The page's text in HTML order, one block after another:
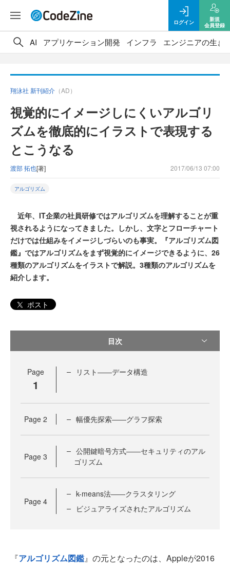
ログイン
新規
会員登録
AI アプリケーション開発 インフラ エンジニアの生き
翔泳社 新刊紹介 （AD）
視覚的にイメージしにくいアルゴリ
ズムを徹底的にイラストで表現する
とこうなる
渡部 拓也[著] 2017/06/13 07:00
アルゴリズム
近年、IT企業の社員研修ではアルゴリズムを理解することが重
視されるようになってきました。しかし、文字とフローチャート
だけでは仕組みをイメージしづらいのも事実。『アルゴリズム図
鑑』ではアルゴリズムをまず視覚的にイメージできるように、26
種類のアルゴリズムをイラストで解説。3種類のアルゴリズムを
紹介します。
ポスト
目次
Page
1
リスト――データ構造
Page 2 幅優先探索――グラフ探索
Page 3
公開鍵暗号方式――セキュリティのアル
ゴリズム
Page 4
k-means法――クラスタリング
ビジュアライズされたアルゴリズム
『アルゴリズム図鑑』の元となったのは、Appleが2016